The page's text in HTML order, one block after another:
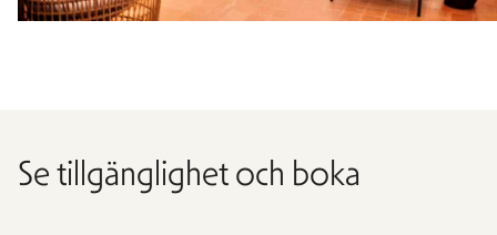
Se tillgänglighet och boka